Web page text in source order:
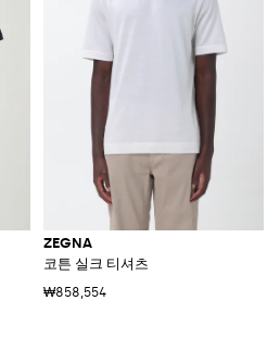
ZEGNA
코튼 실크 티셔츠
₩858,554